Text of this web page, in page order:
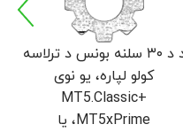
د د ۳۰ سلنه بونس د ترلاسه
کولو لپاره، یو نوی
MT5.Classic+
،MT5xPrime یا